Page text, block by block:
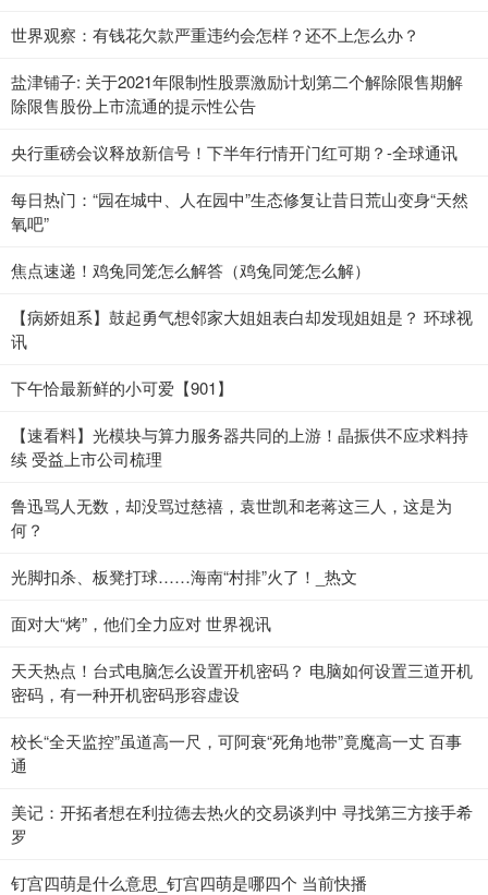
世界观察：有钱花欠款严重违约会怎样？还不上怎么办？
盐津铺子: 关于2021年限制性股票激励计划第二个解除限售期解
除限售股份上市流通的提示性公告
央行重磅会议释放新信号！下半年行情开门红可期？-全球通讯
每日热门：“园在城中、人在园中”生态修复让昔日荒山变身“天然
氧吧”
焦点速递！鸡兔同笼怎么解答（鸡兔同笼怎么解）
【病娇姐系】鼓起勇气想邻家大姐姐表白却发现姐姐是？ 环球视
讯
下午恰最新鲜的小可爱【901】
【速看料】光模块与算力服务器共同的上游！晶振供不应求料持
续 受益上市公司梳理
鲁迅骂人无数，却没骂过慈禧，袁世凯和老蒋这三人，这是为
何？
光脚扣杀、板凳打球……海南“村排”火了！_热文
面对大“烤”，他们全力应对 世界视讯
天天热点！台式电脑怎么设置开机密码？ 电脑如何设置三道开机
密码，有一种开机密码形容虚设
校长“全天监控”虽道高一尺，可阿衰“死角地带”竟魔高一丈 百事
通
美记：开拓者想在利拉德去热火的交易谈判中 寻找第三方接手希
罗
钉宫四萌是什么意思_钉宫四萌是哪四个 当前快播